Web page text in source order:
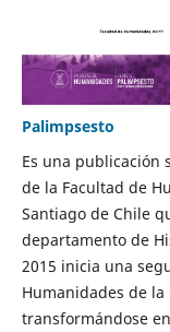
Palimpsesto
Es una
de la Facultad de
Santiago de Chile
departamento de
2015 inicia una
Humanidades de
transformándose